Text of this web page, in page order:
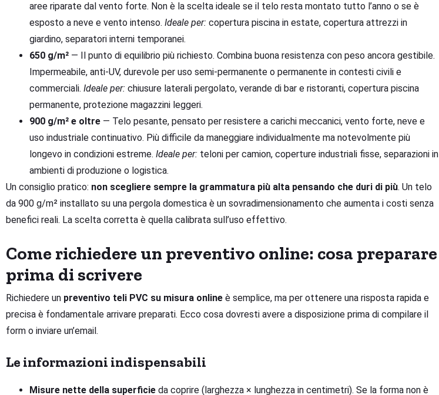
aree riparate dal vento forte. Non è la scelta ideale se il telo resta montato tutto l’anno o se è
esposto a neve e vento intenso. Ideale per: copertura piscina in estate, copertura attrezzi in
giardino, separatori interni temporanei.
650 g/m² — Il punto di equilibrio più richiesto. Combina buona resistenza con peso ancora gestibile.
Impermeabile, anti-UV, durevole per uso semi-permanente o permanente in contesti civili e
commerciali. Ideale per: chiusure laterali pergolato, verande di bar e ristoranti, copertura piscina
permanente, protezione magazzini leggeri.
900 g/m² e oltre — Telo pesante, pensato per resistere a carichi meccanici, vento forte, neve e
uso industriale continuativo. Più difficile da maneggiare individualmente ma notevolmente più
longevo in condizioni estreme. Ideale per: teloni per camion, coperture industriali fisse, separazioni in
ambienti di produzione o logistica.
Un consiglio pratico: non scegliere sempre la grammatura più alta pensando che duri di più. Un telo
da 900 g/m² installato su una pergola domestica è un sovradimensionamento che aumenta i costi senza
benefici reali. La scelta corretta è quella calibrata sull’uso effettivo.
Come richiedere un preventivo online: cosa preparare
prima di scrivere
Richiedere un preventivo teli PVC su misura online è semplice, ma per ottenere una risposta rapida e
precisa è fondamentale arrivare preparati. Ecco cosa dovresti avere a disposizione prima di compilare il
form o inviare un’email.
Le informazioni indispensabili
Misure nette della superficie da coprire (larghezza × lunghezza in centimetri). Se la forma non è